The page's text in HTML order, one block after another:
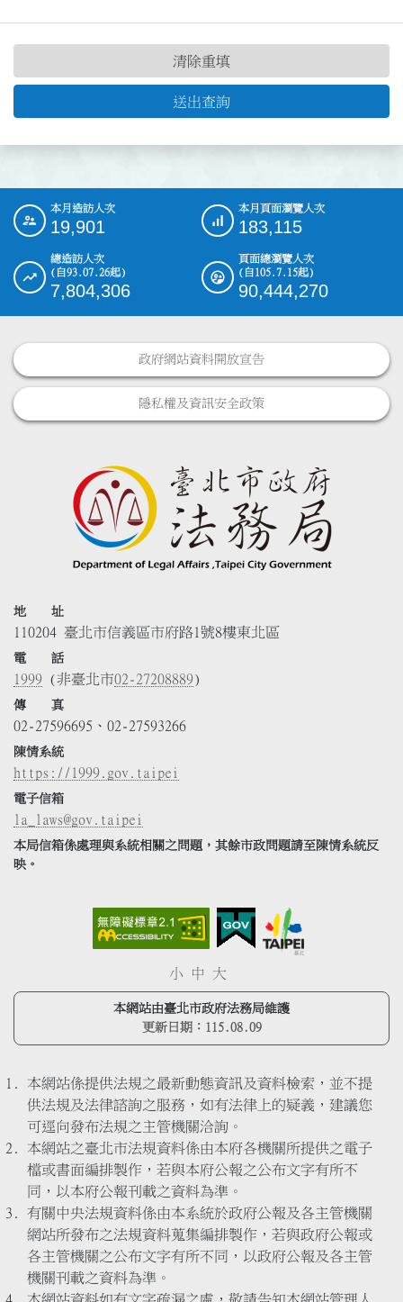
送出查詢
清除重填
::: 本月造訪人次
19,901
本月頁面瀏覽人次
183,115
總造訪人次
(自93.07.26起)
7,804,306
頁面總瀏覽人次
(自105.7.15起)
90,444,270
政府網站資料開放宣告
隱私權及資訊安全政策
地 址
110204 臺北市信義區市府路1號8樓東北區
電 話
1999 (非臺北市02-27208889)
傳 真
02-27596695、02-27593266
陳情系統
https://1999.gov.taipei
電子信箱
la_laws@gov.taipei
本局信箱係處理與系統相關之問題，其餘市政問題請至陳情系統反
映。
小 中 大
本網站由臺北市政府法務局維護
更新日期： 115.08.09
本網站係提供法規之最新動態資訊及資料檢索，並不提
供法規及法律諮詢之服務，如有法律上的疑義，建議您
可逕向發布法規之主管機關洽詢。
本網站之臺北市法規資料係由本府各機關所提供之電子
檔或書面編排製作，若與本府公報之公布文字有所不
同，以本府公報刊載之資料為準。
有關中央法規資料係由本系統於政府公報及各主管機關
網站所發布之法規資料蒐集編排製作，若與政府公報或
各主管機關之公布文字有所不同，以政府公報及各主管
機關刊載之資料為準。
本網站資料如有文字疏漏之處，敬請告知本網站管理人